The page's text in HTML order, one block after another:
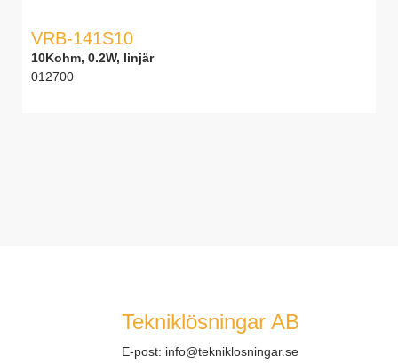
VRB-141S10
10Kohm, 0.2W, linjär
012700
Tekniklösningar AB
E-post: info@tekniklosningar.se